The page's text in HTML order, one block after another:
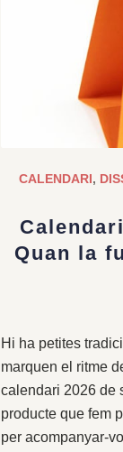
CALENDARI,
Quan la
Hi ha petites
marquen el ritme
calendari 2026 de
producte que fem
per acompanyar-